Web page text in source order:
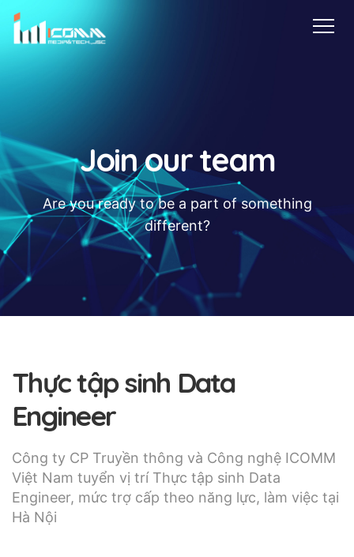
Join our team
Are you ready to be a part of something
different?
Thực tập sinh Data
Engineer
Công ty CP Truyền thông và Công nghệ ICOMM
Việt Nam tuyển vị trí Thực tập sinh Data
Engineer, mức trợ cấp theo năng lực, làm việc tại
Hà Nội